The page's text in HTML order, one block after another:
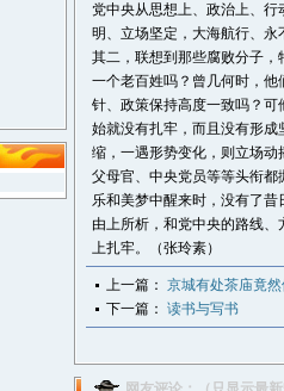
党中央从思想上、政治上、
明、立场坚定，大海航行、永
其二，联想到那些腐败分子
一个老百姓吗？曾几何时，
针、政策保持高度一致吗？
始就没有扎牢，而且没有形
缩，一遇形势变化，则立场
父母官、中央党员等等头衔
乐和美梦中醒来时，没有了昔
由上所析，和党中央的路线
上扎牢。（张玲素）
上一篇： 京城有处茶庙竟
下一篇： 读书与写书